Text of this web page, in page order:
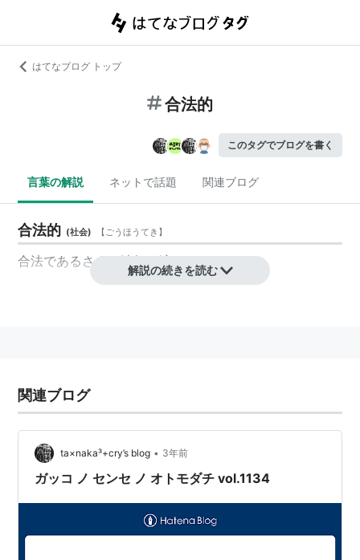
はてなブログ トップ
合法的
このタグでブログを書く
言葉の解説 ネットで話題 関連ブログ
合法的 (社会) 【ごうほうてき 】
合法であるさま。法規に適っているさま。
解説の続きを読む
関連ブログ
ta×naka³+cry’s blog • 3年前
ガッコ ノ センセ ノ オトモダチ vol.1134